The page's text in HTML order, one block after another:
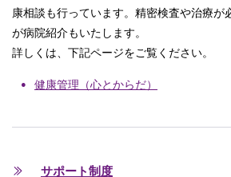
康相談も行っています。精密検査や治療が
が病院紹介もいたします。
詳しくは、下記ページをご覧ください。
健康管理（心とからだ）
サポート制度